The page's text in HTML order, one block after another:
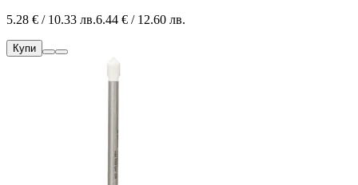
5.28 € / 10.33 лв.6.44 € / 12.60 лв.
Купи